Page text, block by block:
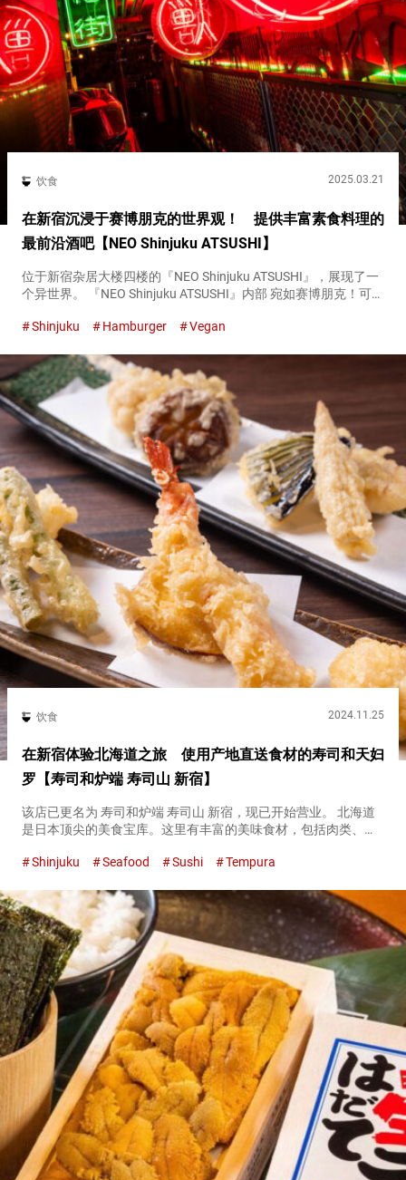
饮食 2025.03.21
在新宿沉浸于赛博朋克的世界观！ 提供丰富素食料理的
最前沿酒吧【NEO Shinjuku ATSUSHI】
位于新宿杂居大楼四楼的『NEO Shinjuku ATSUSHI』，展现了一
个异世界。 『NEO Shinjuku ATSUSHI』内部 宛如赛博朋克！可以
楼，门一...
Shinjuku Hamburger Vegan
饮食 2024.11.25
在新宿体验北海道之旅 使用产地直送食材的寿司和天妇
罗【寿司和炉端 寿司山 新宿】
该店已更名为 寿司和炉端 寿司山 新宿，现已开始营业。 北海道
是日本顶尖的美食宝库。这里有丰富的美味食材，包括肉类、蔬
山）（Sushi and Robata Sushiyama S...
Shinjuku Seafood Sushi Tempura